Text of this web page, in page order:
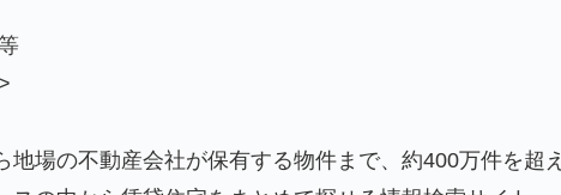
地場の不動産会社が保有する物件まで、約400万件を超え